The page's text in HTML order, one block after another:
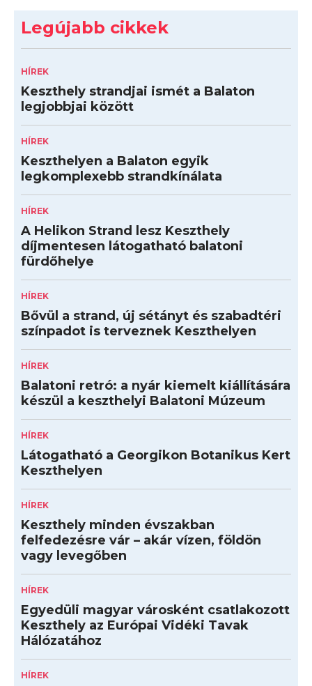
Legújabb cikkek
HÍREK
Keszthely strandjai ismét a Balaton
legjobbjai között
HÍREK
Keszthelyen a Balaton egyik
legkomplexebb strandkínálata
HÍREK
A Helikon Strand lesz Keszthely
díjmentesen látogatható balatoni
fürdőhelye
HÍREK
Bővül a strand, új sétányt és szabadtéri
színpadot is terveznek Keszthelyen
HÍREK
Balatoni retró: a nyár kiemelt kiállítására
készül a keszthelyi Balatoni Múzeum
HÍREK
Látogatható a Georgikon Botanikus Kert
Keszthelyen
HÍREK
Keszthely minden évszakban
felfedezésre vár – akár vízen, földön
vagy levegőben
HÍREK
Egyedüli magyar városként csatlakozott
Keszthely az Európai Vidéki Tavak
Hálózatához
HÍREK